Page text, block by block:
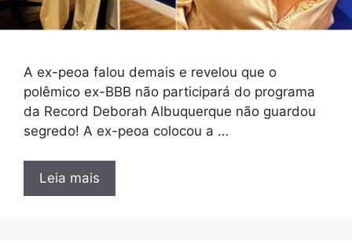
A ex-peoa falou demais e revelou que o
polêmico ex-BBB não participará do programa
da Record Deborah Albuquerque não guardou
segredo! A ex-peoa colocou a …
Leia mais